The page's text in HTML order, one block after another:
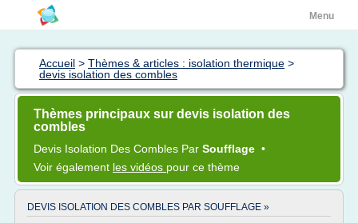
Menu
Accueil > Thèmes & articles : isolation thermique >
devis isolation des combles
Thèmes principaux sur devis isolation des
combles
Devis Isolation Des Combles Par Soufflage •
Voir également les vidéos pour ce thème
DEVIS ISOLATION DES COMBLES PAR SOUFFLAGE »